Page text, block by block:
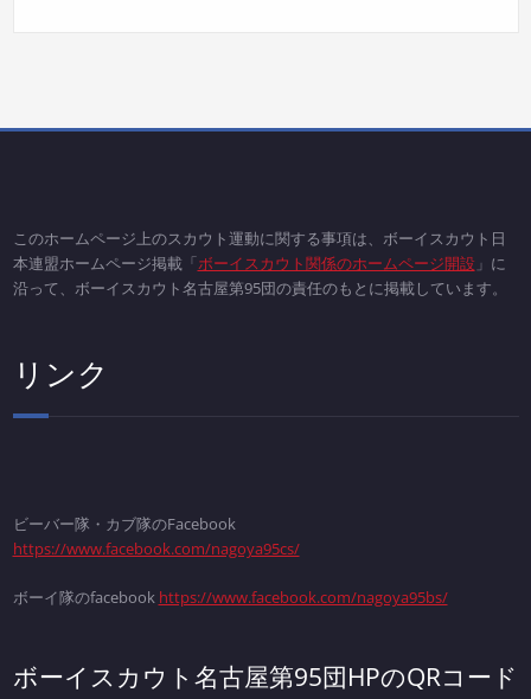
このホームページ上のスカウト運動に関する事項は、ボーイスカウト日
本連盟ホームページ掲載「ボーイスカウト関係のホームページ開設」に
沿って、ボーイスカウト名古屋第95団の責任のもとに掲載しています。
リンク
ビーバー隊・カブ隊のFacebook
https://www.facebook.com/nagoya95cs/
ボーイ隊のfacebook https://www.facebook.com/nagoya95bs/
ボーイスカウト名古屋第95団HPのQRコード